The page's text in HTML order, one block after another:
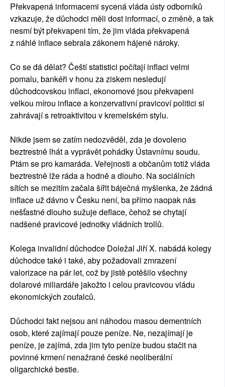
Překvapená informacemi sycená vláda ústy odborníků
vzkazuje, že důchodci měli dost informací, o změně, a tak
nesmí být překvapeni tím, že jim vláda překvapená
z náhlé inflace sebrala zákonem hájené nároky.
Co se dá dělat? Čeští statistici počítají inflaci velmi
pomalu, bankéři v honu za ziskem nesledují
důchodcovskou inflaci, ekonomové jsou překvapeni
velkou mírou inflace a konzervativní pravicoví politici si
zahrávají s retroaktivitou v kremelském stylu.
Nikde jsem se zatím nedozvěděl, zda je dovoleno
beztrestně lhát a vyprávět pohádky Ústavnímu soudu.
Ptám se pro kamaráda. Veřejnosti a občanům totiž vláda
beztrestně lže ráda a hodně a dlouho. Na sociálních
sítích se mezitím začala šířit báječná myšlenka, že žádná
inflace už dávno v Česku není, ba přímo naopak nás
nešťastné dlouho sužuje deflace, čehož se chytají
nadšené pravicové jednotky vládních trollů.
Kolega invalidní důchodce Doležal Jiří X. nabádá kolegy
důchodce také i také, aby požadovali zmrazení
valorizace na pár let, což by jistě potěšilo všechny
dolarové miliardáře jakožto i celou pravicovou vládu
ekonomických zoufalců.
Důchodci fakt nejsou ani náhodou masou dementních
osob, které zajímají pouze peníze. Ne, nezajímají je
peníze, je zajímá, zda jim tyto peníze budou stačit na
povinné krmení nenažrané české neoliberální
oligarchické bestie.